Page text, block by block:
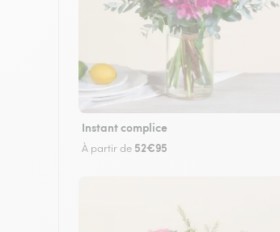
Instant complice
À partir de 52€95